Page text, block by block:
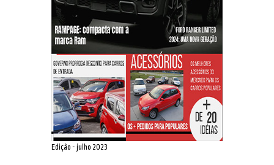
Edição - julho 2023